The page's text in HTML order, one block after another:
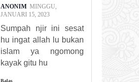
ANONIM MINGGU,
JANUARI 15, 2023
Sumpah njir ini sesat
hu ingat allah lu bukan
islam ya ngomong
kayak gitu hu